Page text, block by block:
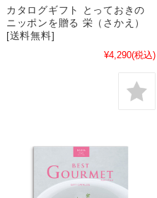
カタログギフト とっておきの
ニッポンを贈る 栄（さかえ）
[送料無料]
¥4,290(税込)